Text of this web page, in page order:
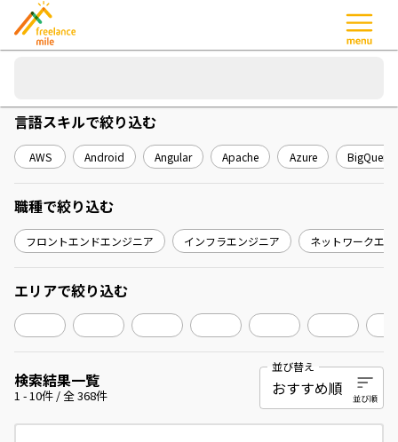
検索結果一覧
1 -10件 / 全368件
並び替え
言語スキルで絞り込む
AWS Android Angular Apache Azure BigQuery
職種で絞り込む
フロントエンドエンジニア インフラエンジニア ネットワークエ
エリアで絞り込む